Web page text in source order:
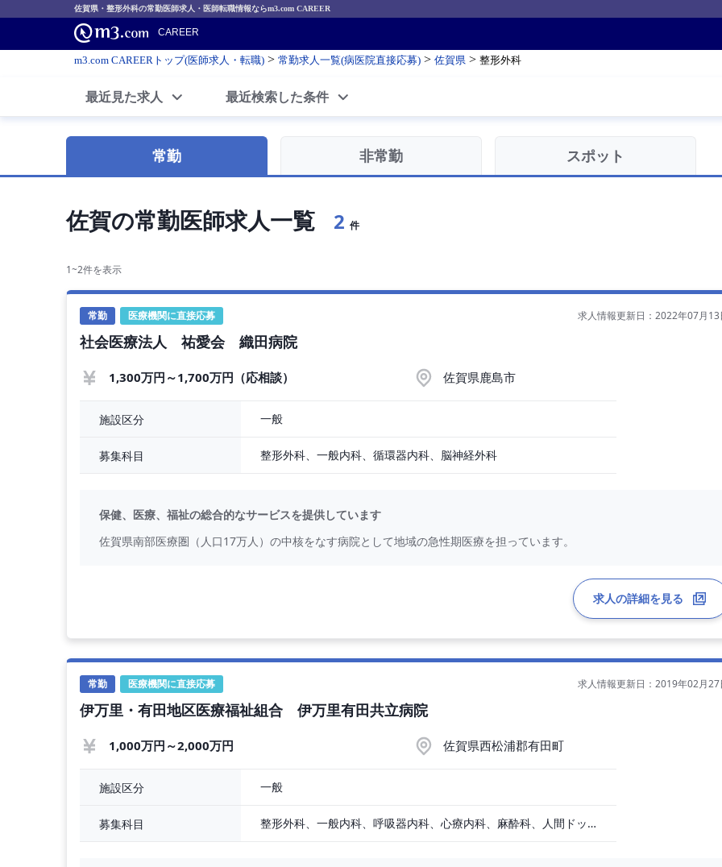
佐賀県・整形外科の常勤医師求人・医師転職情報ならm3.com CAREER
CAREER
m3.com CAREERトップ(医師求人・転職) > 常勤求人一覧(病医院直接応募) > 佐賀県 > 整形外科
最近見た求人 最近検索した条件
常勤 非常勤 スポット
佐賀の常勤医師求人一覧 2 件
1~2件を表示
常勤 医療機関に直接応募 求人情報更新日：2022年07月13
社会医療法人 祐愛会 織田病院
1,300万円～1,700万円（応相談） 佐賀県鹿島市
施設区分 一般
募集科目 整形外科、一般内科、循環器内科、脳神経外科
保健、医療、福祉の総合的なサービスを提供しています
佐賀県南部医療圏（人口17万人）の中核をなす病院として地域の急性期医療を担っています。
求人の詳細を見る
常勤 医療機関に直接応募 求人情報更新日：2019年02月27
伊万里・有田地区医療福祉組合 伊万里有田共立病院
1,000万円～2,000万円 佐賀県西松浦郡有田町
施設区分 一般
募集科目 整形外科、一般内科、呼吸器内科、心療内科、麻酔科、人間ドック・検診